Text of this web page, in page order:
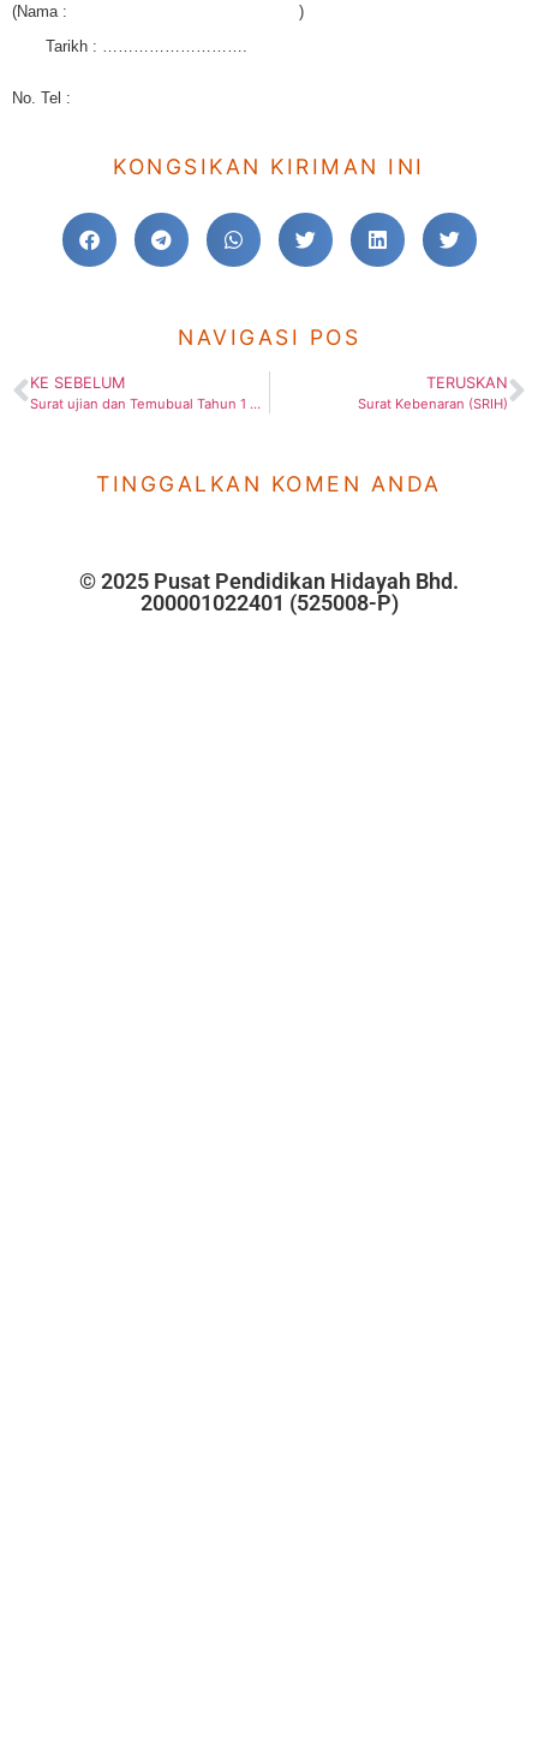
(Nama : )
Tarikh : ……………………….
No. Tel :
KONGSIKAN KIRIMAN INI
NAVIGASI POS
KE SEBELUM
Surat ujian dan Temubual Tahun 1 2013
TERUSKAN
Surat Kebenaran (SRIH)
TINGGALKAN KOMEN ANDA
© 2025 Pusat Pendidikan Hidayah Bhd.
200001022401 (525008-P)